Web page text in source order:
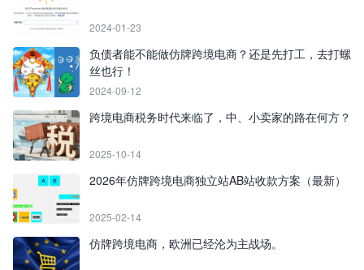
2024-01-23
负债者能不能做仿牌跨境电商？还是先打工，去打螺
丝也行！
2024-09-12
跨境电商税务时代来临了，中、小卖家的路在何方？
2025-10-14
2026年仿牌跨境电商独立站AB站收款方案（最新）
2025-02-14
仿牌跨境电商，欧洲已经沦为主战场。